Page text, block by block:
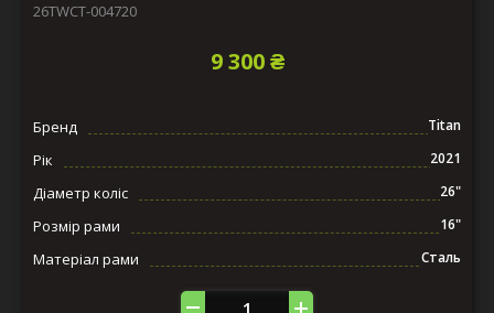
26TWCT-004720
9 300 ₴
Бренд Titan
Рік 2021
Діаметр коліс 26"
Розмір рами 16"
Матеріал рами Сталь